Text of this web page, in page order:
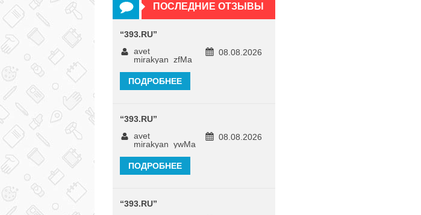
ПОСЛЕДНИЕ ОТЗЫВЫ
“393.RU”
08.08.2026
avet
mirakyan_zfMa
ПОДРОБНЕЕ
“393.RU”
08.08.2026
avet
mirakyan_ywMa
ПОДРОБНЕЕ
“393.RU”